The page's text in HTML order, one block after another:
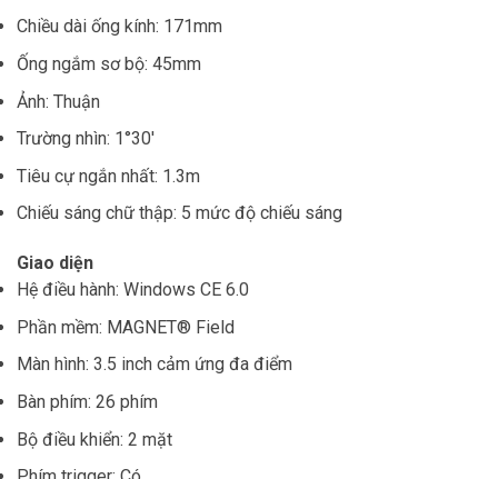
Chiều dài ống kính: 171mm
Ống ngắm sơ bộ: 45mm
Ảnh: Thuận
Trường nhìn: 1°30′
Tiêu cự ngắn nhất: 1.3m
Chiếu sáng chữ thập: 5 mức độ chiếu sáng
Giao diện
Hệ điều hành: Windows CE 6.0
Phần mềm: MAGNET® Field
Màn hình: 3.5 inch cảm ứng đa điểm
Bàn phím: 26 phím
Bộ điều khiển: 2 mặt